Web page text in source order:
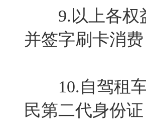
9.以上各权益
并签字刷卡消
10.自驾租车
民第二代身份